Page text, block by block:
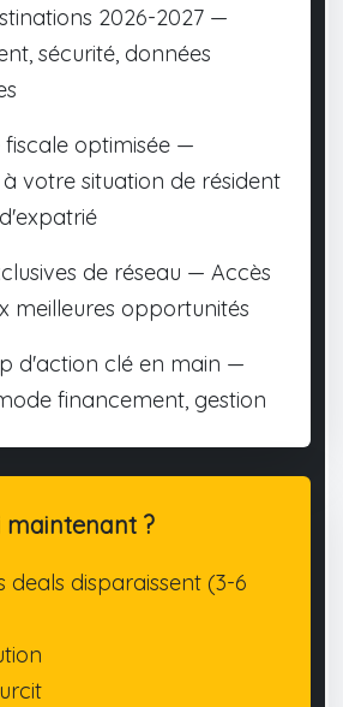
2026-2027 —
sécurité, données
fiscale optimisée —
votre situation de résident
de réseau — Accès
meilleures opportunités
d'action clé en main —
financement, gestion
maintenant ?
deals disparaissent (3-6